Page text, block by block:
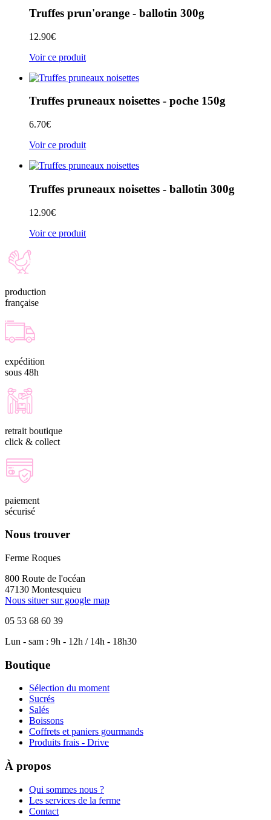
Truffes prun'orange - ballotin 300g
12.90€
Voir ce produit
Truffes pruneaux noisettes - poche 150g
6.70€
Voir ce produit
Truffes pruneaux noisettes - ballotin 300g
12.90€
Voir ce produit
production
française
expédition
sous 48h
retrait boutique
click & collect
paiement
sécurisé
Nous trouver
Ferme Roques
800 Route de l'océan
47130 Montesquieu
Nous situer sur google map
05 53 68 60 39
Lun - sam : 9h - 12h / 14h - 18h30
Boutique
Sélection du moment
Sucrés
Salés
Boissons
Coffrets et paniers gourmands
Produits frais - Drive
À propos
Qui sommes nous ?
Les services de la ferme
Contact